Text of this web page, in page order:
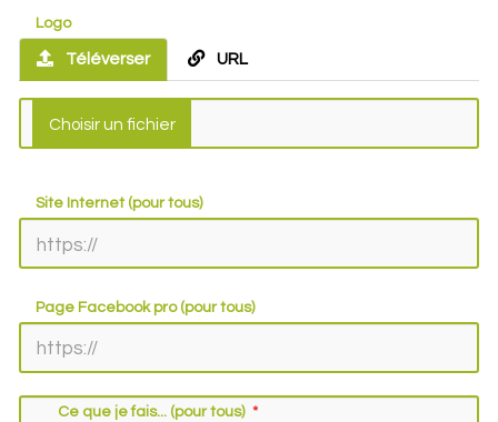
Logo
Téléverser URL
Site Internet (pour tous)
Page Facebook pro (pour tous)
Ce que je fais... (pour tous)